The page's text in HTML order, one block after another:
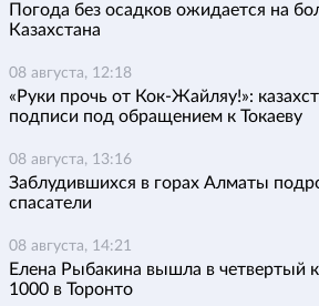
Погода без осадков ожидается на
Казахстана
08 августа, 12:18
«Руки прочь от Кок-Жайляу!»:
подписи под обращением к Токаеву
08 августа, 13:16
Заблудившихся в горах Алматы
спасатели
08 августа, 14:21
Елена Рыбакина вышла в четвертый
1000 в Торонто